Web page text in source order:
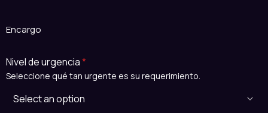
Encargo
Nivel de urgencia*
Seleccione qué tan urgente es su requerimiento.